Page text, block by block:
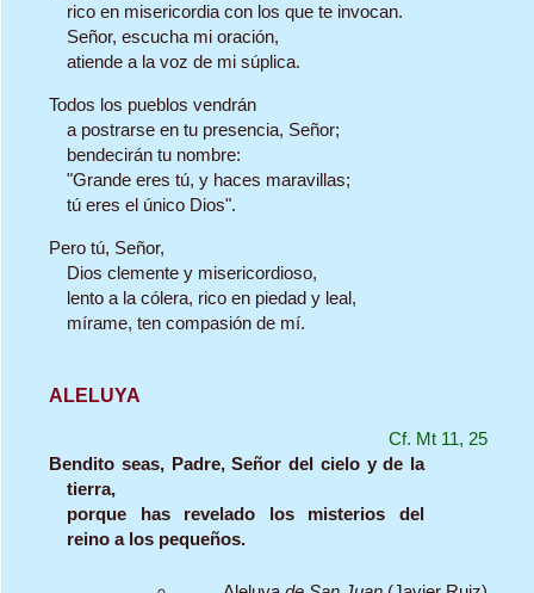
rico en misericordia con los que te invocan.
Señor, escucha mi oración,
atiende a la voz de mi súplica.
Todos los pueblos vendrán
a postrarse en tu presencia, Señor;
bendecirán tu nombre:
"Grande eres tú, y haces maravillas;
tú eres el único Dios".
Pero tú, Señor,
Dios clemente y misericordioso,
lento a la cólera, rico en piedad y leal,
mírame, ten compasión de mí.
ALELUYA
Cf. Mt 11, 25
Bendito seas, Padre, Señor del cielo y de la
tierra,
porque has revelado los misterios del
reino a los pequeños.